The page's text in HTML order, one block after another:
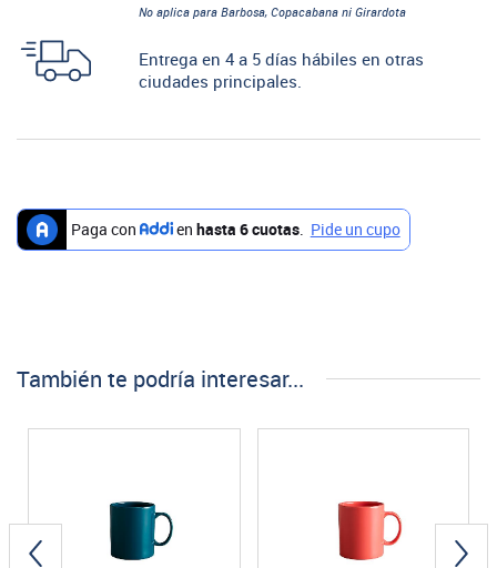
No aplica para Barbosa, Copacabana ni Girardota
Entrega en 4 a 5 días hábiles en otras
ciudades principales.
También te podría interesar...